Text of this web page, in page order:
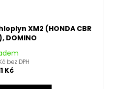
XM2 (HONDA CBR
DOMINO
bez DPH
Kč